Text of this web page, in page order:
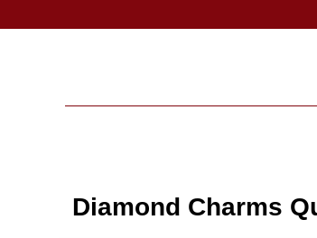
Diamond Charms